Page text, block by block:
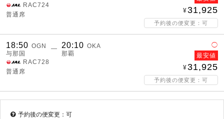
RAC724
普通席
31,925
予約後の便変更：可
18:50 OGN
与那国
― 20:10 OKA
那覇
RAC728
普通席
◯
最安値
31,925
予約後の便変更：可
予約後の便変更：可